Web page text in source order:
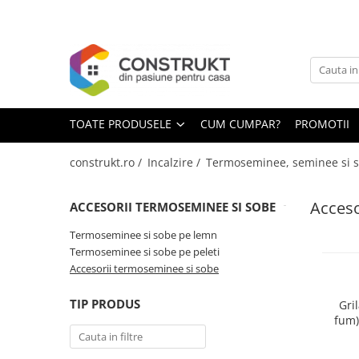
Toate Produsele
Centrale termice
Termoseminee, seminee si sobe
Cazane pe combustibil solid
Termostate de ambient
Aeroterme si destratificatoare de
Radiatoare si convectoare
Incalzire in pardoseala
Panouri radiante si incalzitoare cu
TOATE PRODUSELE CUM CUMPAR? PROMOTII
construkt.ro / Incalzire / Termoseminee, seminee si
ACCESORII TERMOSEMINEE SI SOBE
Termoseminee si sobe pe lemn
Termoseminee si sobe pe peleti
Accesorii termoseminee si sobe
TIP PRODUS
pe